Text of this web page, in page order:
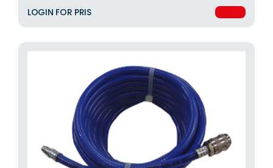
LOGIN FOR PRIS